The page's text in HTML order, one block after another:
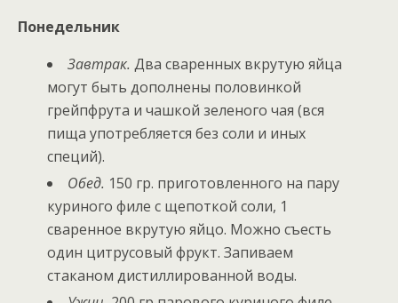
Понедельник
Завтрак. Два сваренных вкрутую яйца
могут быть дополнены половинкой
грейпфрута и чашкой зеленого чая (вся
пища употребляется без соли и иных
специй).
Обед. 150 гр. приготовленного на пару
куриного филе с щепоткой соли, 1
сваренное вкрутую яйцо. Можно съесть
один цитрусовый фрукт. Запиваем
стаканом дистиллированной воды.